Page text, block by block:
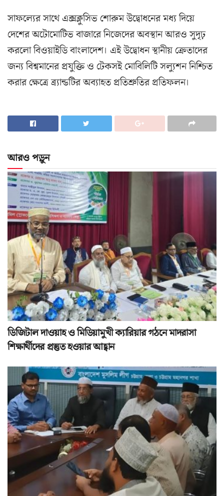
সাফল্যের সাথে এক্সক্লুসিভ শোরুম উদ্বোধনের মধ্য দিয়ে
দেশের অটোমোটিভ বাজারে নিজেদের অবস্থান আরও সুদৃঢ়
করলো বিওয়াইডি বাংলাদেশ। এই উদ্বোধন স্থানীয় ক্রেতাদের
জন্য বিশ্বমানের প্রযুক্তি ও টেকসই মোবিলিটি সল্যুশন নিশ্চিত
করার ক্ষেত্রে ব্র্যান্ডটির অব্যাহত প্রতিশ্রুতির প্রতিফলন।
আরও পড়ুন
ডিজিটাল দাওয়াহ ও মিডিয়ামুখী ক্যারিয়ার গঠনে মাদরাসা
শিক্ষার্থীদের প্রস্তুত হওয়ার আহ্বান